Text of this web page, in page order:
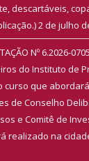
descartáveis,
2 de julho
Nº 6.2026-
do Instituto de
curso que
de Conselho
e Comitê de
realizado na